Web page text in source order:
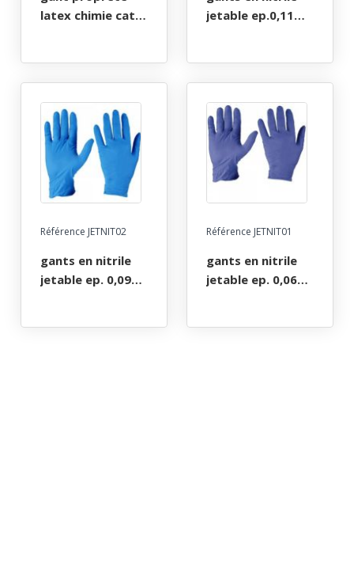
latex chimie cat3,
long 30 cm, t7 a
10
jetable ep.0,11
Référence JETNIT02
gants en nitrile
jetable ep. 0,09
Référence JETNIT01
gants en nitrile
jetable ep. 0,06